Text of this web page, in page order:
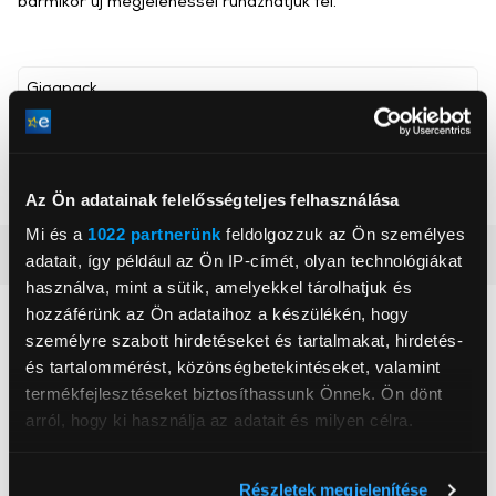
Az Ön adatainak felelősségteljes felhasználása
Mi és a 1022 partnerünk feldolgozzuk az Ön személyes
adatait, így például az Ön IP-címét, olyan technológiákat
használva, mint a sütik, amelyekkel tárolhatjuk és
hozzáférünk az Ön adataihoz a készülékén, hogy
személyre szabott hirdetéseket és tartalmakat, hirdetés-
és tartalommérést, közönségbetekintéseket, valamint
termékfejlesztéseket biztosíthassunk Önnek. Ön dönt
arról, hogy ki használja az adatait és milyen célra.
Részletek megjelenítése
Gigapack
, ,
Részletes ismertető
Neked ajánljuk